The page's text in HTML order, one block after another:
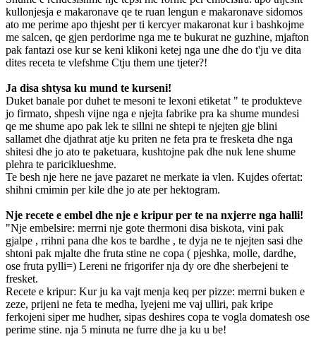
kullonjesja e makaronave qe te ruan lengun e makaronave sidomos
ato me perime apo thjesht per ti kercyer makaronat kur i bashkojme
me salcen, qe gjen perdorime nga me te bukurat ne guzhine, mjafton
pak fantazi ose kur se keni klikoni ketej nga une dhe do t'ju ve dita
dites receta te vlefshme Ctju them une tjeter?!
Ja disa shtysa ku mund te kurseni!
Duket banale por duhet te mesoni te lexoni etiketat " te produkteve
jo firmato, shpesh vijne nga e njejta fabrike pra ka shume mundesi
qe me shume apo pak lek te sillni ne shtepi te njejten gje blini
sallamet dhe djathrat atje ku priten ne feta pra te fresketa dhe nga
shitesi dhe jo ato te paketuara, kushtojne pak dhe nuk lene shume
plehra te pariciklueshme.
Te besh nje here ne jave pazaret ne merkate ia vlen. Kujdes ofertat:
shihni cmimin per kile dhe jo ate per hektogram.
Nje recete e embel dhe nje e kripur per te na nxjerre nga halli!
"Nje embelsire: merrni nje gote thermoni disa biskota, vini pak
gjalpe , rrihni pana dhe kos te bardhe , te dyja ne te njejten sasi dhe
shtoni pak mjalte dhe fruta stine ne copa ( pjeshka, molle, dardhe,
ose fruta pylli=) Lereni ne frigorifer nja dy ore dhe sherbejeni te
fresket.
Recete e kripur: Kur ju ka vajt menja keq per pizze: merrni buken e
zeze, prijeni ne feta te medha, lyejeni me vaj ulliri, pak kripe
ferkojeni siper me hudher, sipas deshires copa te vogla domatesh ose
perime stine. nja 5 minuta ne furre dhe ja ku u be!